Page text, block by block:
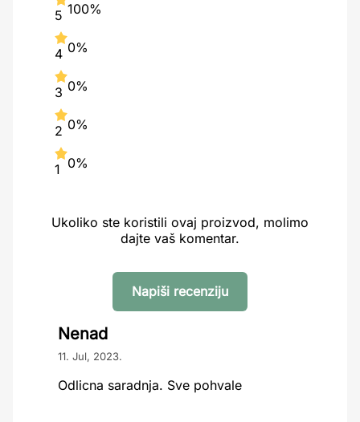
5 100%
4 0%
3 0%
2 0%
1 0%
Ukoliko ste koristili ovaj proizvod, molimo
dajte vaš komentar.
Napiši recenziju
Nenad
11. Jul, 2023.
Odlicna saradnja. Sve pohvale